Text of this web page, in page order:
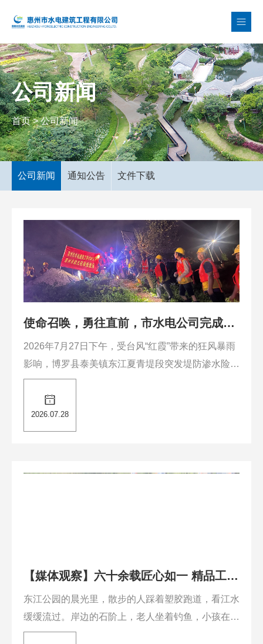
公司新闻
首页>公司新闻
公司新闻 通知公告 文件下载
使命召唤，勇往直前，市水电公司完成东
江夏青堤渗水险情应急处置
2026年7月27日下午，受台风“红霞”带来的狂风暴雨
影响，博罗县泰美镇东江夏青堤段突发堤防渗水险
情，我司接到出动指令后1小时内完成人员集结，市
水务集团主要负责人指派集团总工程师、公司主要负
责人、水利技术专家带领50名技术人员和工人，赶
赴现场。......
2026.07.28
【媒体观察】六十余载匠心如一 精品工程
遍布全国
东江公园的晨光里，散步的人踩着塑胶跑道，看江水
缓缓流过。岸边的石阶上，老人坐着钓鱼，小孩在旁
边跑来跑去。这样的画面，在惠州的江边、河畔、公